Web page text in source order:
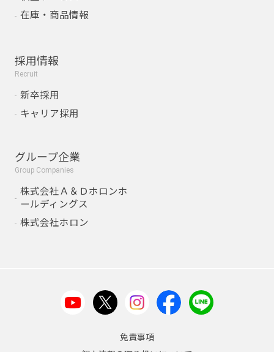
在庫・商品情報
採用情報
Recruit
新卒採用
キャリア採用
グループ企業
Group Companies
株式会社Ａ＆Ｄホロンホ
ールディングス
株式会社ホロン
免責事項